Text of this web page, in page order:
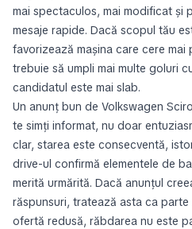
mai spectaculos, mai modificat și
mesaje rapide. Dacă scopul tău
favorizează mașina care cere
trebuie să umpli mai multe goluri
candidatul este mai slab.
Un anunț bun de Volkswagen
te simți informat, nu doar
clar, starea este consecventă,
drive-ul confirmă elementele de
merită urmărită. Dacă anunțul
răspunsuri, tratează asta ca
ofertă redusă, răbdarea nu este